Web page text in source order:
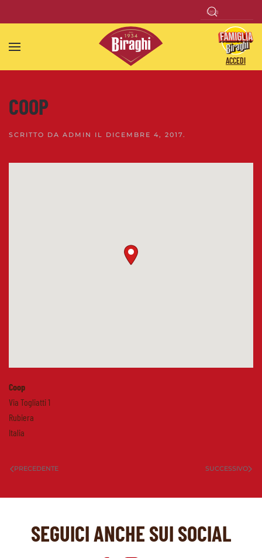
Skip to main content
ACCEDI
COOP
SCRITTO DA ADMIN IL DICEMBRE 4, 2017.
Coop
Via Togliatti 1
Rubiera
Italia
PRECEDENTE SUCCESSIVO
SEGUICI ANCHE SUI SOCIAL